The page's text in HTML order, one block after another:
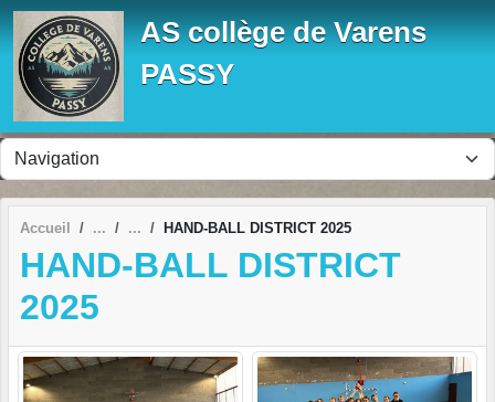
AS collège de Varens
PASSY
Accueil HAND-BALL DISTRICT 2025
HAND-BALL DISTRICT
2025
Panneau de gestion des cookies